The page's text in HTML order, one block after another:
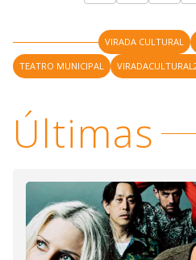
VIRADA CULTURAL
TEATRO MUNICIPAL
Últimas